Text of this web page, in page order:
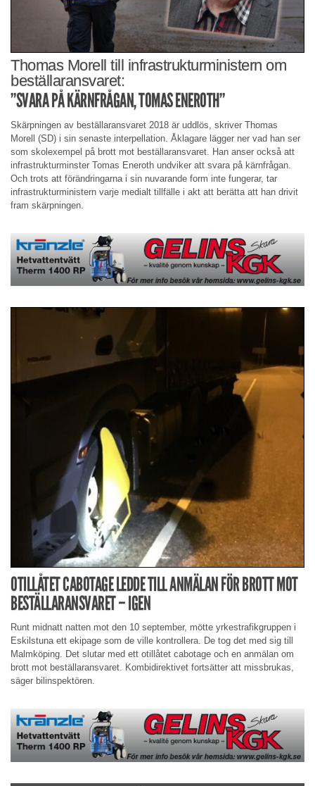
Thomas Morell till infrastrukturministern om
beställaransvaret:
”SVARA PÅ KÄRNFRÅGAN, TOMAS ENEROTH”
Skärpningen av beställaransvaret 2018 är uddlös, skriver Thomas
Morell (SD) i sin senaste interpellation. Åklagare lägger ner vad han ser
som skolexempel på brott mot beställaransvaret. Han anser också att
infrastrukturminster Tomas Eneroth undviker att svara på kärnfrågan.
Och trots att förändringarna i sin nuvarande form inte fungerar, tar
infrastrukturministern varje medialt tillfälle i akt att berätta att han drivit
fram skärpningen.
OTILLÅTET CABOTAGE LEDDE TILL ANMÄLAN FÖR BROTT MOT
BESTÄLLARANSVARET – IGEN
Runt midnatt natten mot den 10 september, mötte yrkestrafikgruppen i
Eskilstuna ett ekipage som de ville kontrollera. De tog det med sig till
Malmköping. Det slutar med ett otillåtet cabotage och en anmälan om
brott mot beställaransvaret. Kombidirektivet fortsätter att missbrukas,
säger bilinspektören.